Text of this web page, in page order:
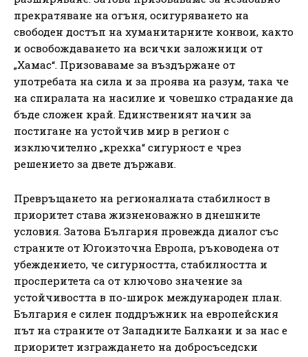
прекратяване на огъня, осигуряването на
свободен достъп на хуманитарните конвои, както
и освобождаването на всички заложници от
„Хамас“. Призоваваме за въздържане от
употребата на сила и за проява на разум, така че
на спиралата на насилие и човешко страдание да
бъде сложен край. Единственият начин за
постигане на устойчив мир в регион с
изключително „крехка“ сигурност е чрез
решението за двете държави.
Превръщането на регионалната стабилност в
приоритет става жизненоважно в днешните
условия. Затова България провежда диалог със
страните от Югоизточна Европа, ръководена от
убеждението, че сигурността, стабилността и
просперитета са от ключово значение за
устойчивостта в по-широк международен план.
България е силен поддръжник на европейския
път на страните от Западните Балкани и за нас е
приоритет изграждането на добросъседски